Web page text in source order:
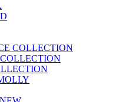
COLLECTION